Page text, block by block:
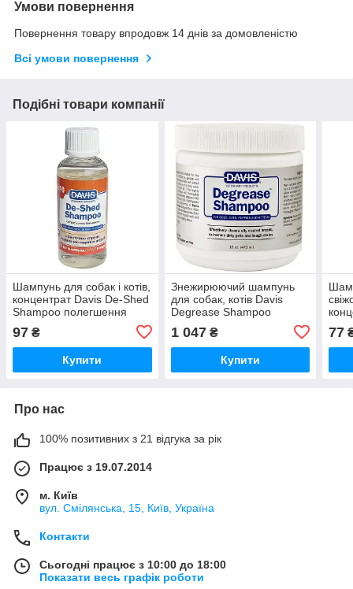
Умови повернення
Повернення товару впродовж 14 днів за домовленістю
Всі умови повернення
Подібні товари компанії
Шампунь для собак і котів,
концентрат Davis De-Shed
Shampoo полегшення
97 ₴
Купити
Знежирюючий шампунь
для собак, котів Davis
Degrease Shampoo
1 047₴
Купити
77
Про нас
100% позитивних з 21 відгука за рік
Працює з 19.07.2014
м. Київ
вул. Смілянська, 15, Київ, Україна
Контакти
Сьогодні працює з 10:00 до 18:00
Показати весь графік роботи